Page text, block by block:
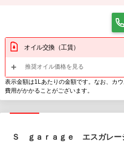
オイル交換（工賃）
推奨オイル価格を見る
表示金額は1Lあたりの金額です。なお、カ
費用がかかることがございます。
Ｓ ｇａｒａｇｅ エスガレー